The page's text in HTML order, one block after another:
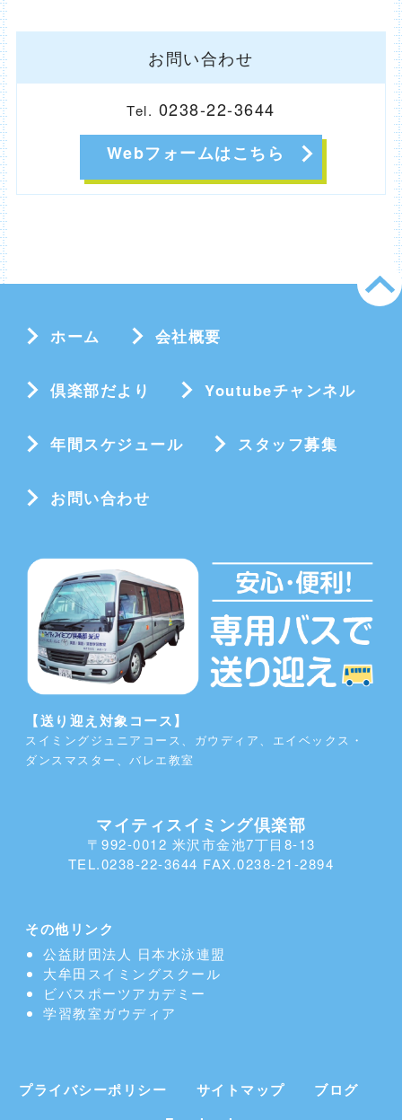
お問い合わせ
Tel. 0238-22-3644
Webフォームはこちら
ホーム 会社概要
倶楽部だより Youtubeチャンネル
年間スケジュール スタッフ募集
お問い合わせ
【送り迎え対象コース】
スイミングジュニアコース、ガウディア、エイベックス・
ダンスマスター、バレエ教室
マイティスイミング倶楽部
〒992-0012 米沢市金池7丁目8-13
TEL.0238-22-3644 FAX.0238-21-2894
その他リンク
公益財団法人 日本水泳連盟
大牟田スイミングスクール
ビバスポーツアカデミー
学習教室ガウディア
プライバシーポリシー サイトマップ
ブログ